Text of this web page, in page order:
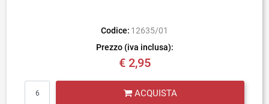
Codice: 12635/01
Prezzo (iva inclusa):
€ 2,95
ACQUISTA